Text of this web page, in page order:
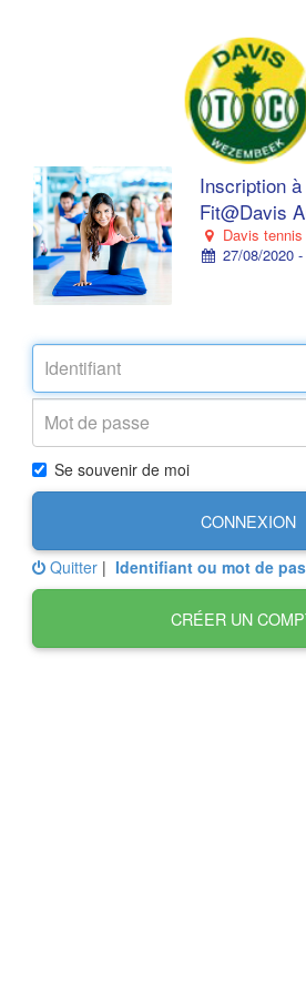
Inscription
Fit@Davis
Davis
27/08/2020
Se souvenir de moi
CONNEXION
Quitter | Identifiant ou mot de
CRÉER UN